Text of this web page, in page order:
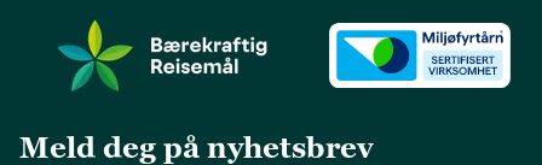
Meld deg på nyhetsbrev